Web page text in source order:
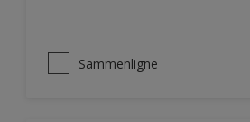
Sammenligne